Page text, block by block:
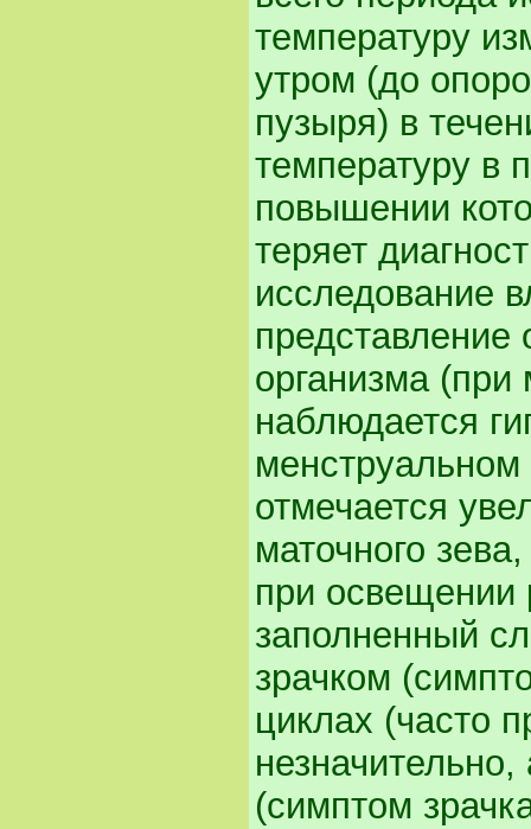
температуру
утром (до
пузыря) в
температуру в
повышении
теряет
исследование
представление
организма
наблюдается
менструальном
отмечается
маточного
при освещении
заполненный
зрачком
циклах (часто
(симптом